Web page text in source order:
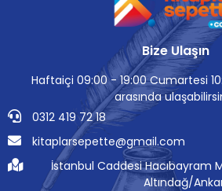
Bize Ulaşın
Haftaiçi 09:00 - 19:00 Cumartesi
arasında
0312 419 72 18
kitaplarsepette@gmail.com
İstanbul Caddesi Hacıbayram
Altındağ/